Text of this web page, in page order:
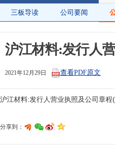
三板导读 公司要闻
沪江材料:发行人
2021年12月29日 查看PDF原文
分享到：